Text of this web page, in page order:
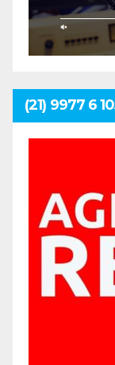
(21) 9977 6